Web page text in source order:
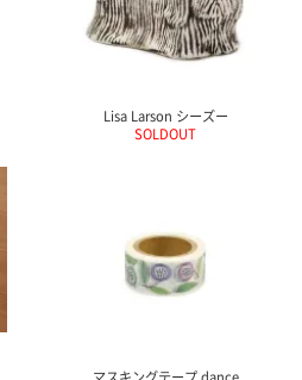
Lisa Larson シーズー
SOLDOUT
マスキングテープ dance